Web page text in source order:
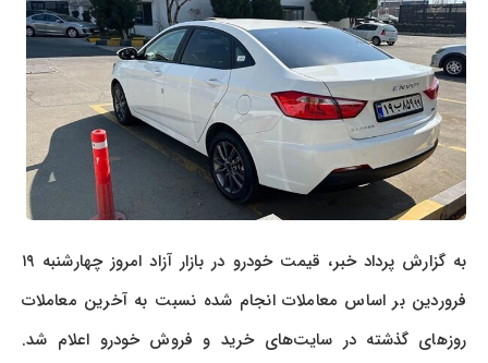
به گزارش پرداد خبر، قیمت خودرو در بازار آزاد امروز چهارشنبه ۱۹
فروردین بر اساس معاملات انجام شده نسبت به آخرین معاملات
روزهای گذشته در سایت‌های خرید و فروش خودرو اعلام شد.